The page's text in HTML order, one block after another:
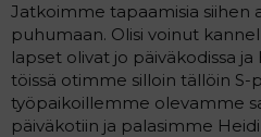
Jatkoimme tapaamisia siihen
puhumaan. Olisi voinut
lapset olivat jo päiväkodissa
töissä otimme silloin tällöin
työpaikoillemme olevamme
päiväkotiin ja palasimme